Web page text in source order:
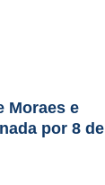
Moraes e
por 8 de